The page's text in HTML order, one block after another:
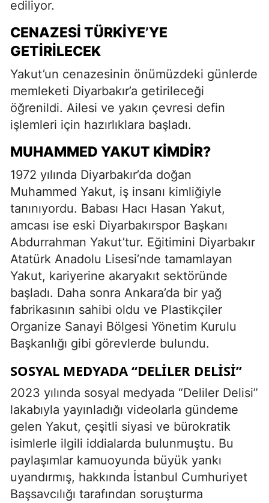
ediliyor.
CENAZESI TÜRKIYE’YE
GETIRILECEK
Yakut’un cenazesinin önümüzdeki günlerde
memleketi Diyarbakır’a getirileceği
öğrenildi. Ailesi ve yakın çevresi defin
işlemleri için hazırlıklara başladı.
MUHAMMED YAKUT KIMDIR?
1972 yılında Diyarbakır’da doğan
Muhammed Yakut, iş insanı kimliğiyle
tanınıyordu. Babası Hacı Hasan Yakut,
amcası ise eski Diyarbakırspor Başkanı
Abdurrahman Yakut’tur. Eğitimini Diyarbakır
Atatürk Anadolu Lisesi’nde tamamlayan
Yakut, kariyerine akaryakıt sektöründe
başladı. Daha sonra Ankara’da bir yağ
fabrikasının sahibi oldu ve Plastikçiler
Organize Sanayi Bölgesi Yönetim Kurulu
Başkanlığı gibi görevlerde bulundu.
SOSYAL MEDYADA “DELILER DELISI”
2023 yılında sosyal medyada “Deliler Delisi”
lakabıyla yayınladığı videolarla gündeme
gelen Yakut, çeşitli siyasi ve bürokratik
isimlerle ilgili iddialarda bulunmuştu. Bu
paylaşımlar kamuoyunda büyük yankı
uyandırmış, hakkında İstanbul Cumhuriyet
Başsavcılığı tarafından soruşturma